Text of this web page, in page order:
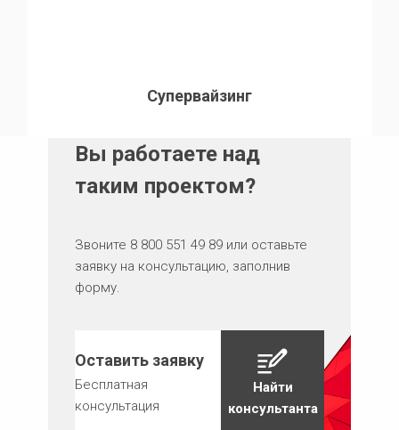
Супервайзинг
Вы работаете над
таким проектом?
Звоните 8 800 551 49 89 или оставьте
заявку на консультацию, заполнив
форму.
Оставить заявку
Бесплатная
консультация
Найти
консультанта